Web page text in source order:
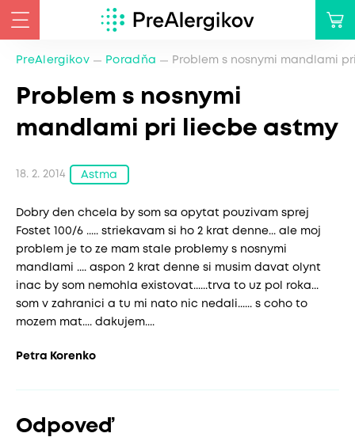
PreAlergikov Poradňa Problem s nosnymi mandlami
Problem s nosnymi
mandlami pri liecbe astmy
18. 2. 2014 Astma
Dobry den chcela by som sa opytat pouzivam sprej
Fostet 100/6 ..... striekavam si ho 2 krat denne... ale moj
problem je to ze mam stale problemy s nosnymi
mandlami .... aspon 2 krat denne si musim davat olynt
inac by som nemohla existovat......trva to uz pol roka...
som v zahranici a tu mi nato nic nedali...... s coho to
mozem mat.... dakujem....
Petra Korenko
Odpoveď